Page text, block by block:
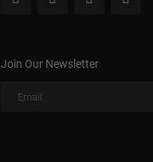
Join Our Newsletter